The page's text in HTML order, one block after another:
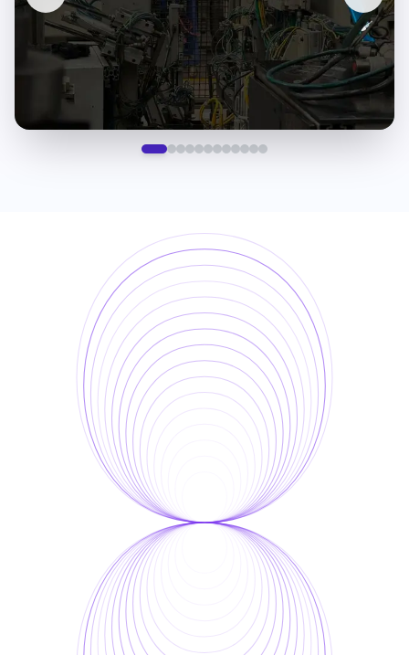
Precisión líder en la industria
Flujos de trabajo optimizados en
dispositivo
Listo para producción desde el
primer día
OV Auto-Defect Creator Studio
OV Auto-Integration Builder